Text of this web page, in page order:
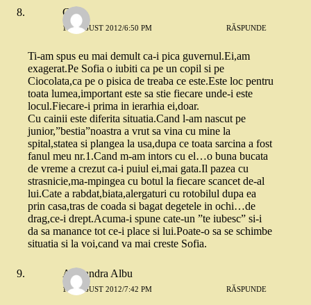
Carla
17 AUGUST 2012/6:50 PM RĂSPUNDE
Ti-am spus eu mai demult ca-i pica guvernul.Ei,am
exagerat.Pe Sofia o iubiti ca pe un copil si pe
Ciocolata,ca pe o pisica de treaba ce este.Este loc pentru
toata lumea,important este sa stie fiecare unde-i este
locul.Fiecare-i prima in ierarhia ei,doar.
Cu cainii este diferita situatia.Cand l-am nascut pe
junior,”bestia”noastra a vrut sa vina cu mine la
spital,statea si plangea la usa,dupa ce toata sarcina a fost
fanul meu nr.1.Cand m-am intors cu el…o buna bucata
de vreme a crezut ca-i puiul ei,mai gata.Il pazea cu
strasnicie,ma-mpingea cu botul la fiecare scancet de-al
lui.Cate a rabdat,biata,alergaturi cu rotobilul dupa ea
prin casa,tras de coada si bagat degetele in ochi…de
drag,ce-i drept.Acuma-i spune cate-un ”te iubesc” si-i
da sa manance tot ce-i place si lui.Poate-o sa se schimbe
situatia si la voi,cand va mai creste Sofia.
Alexandra Albu
17 AUGUST 2012/7:42 PM RĂSPUNDE